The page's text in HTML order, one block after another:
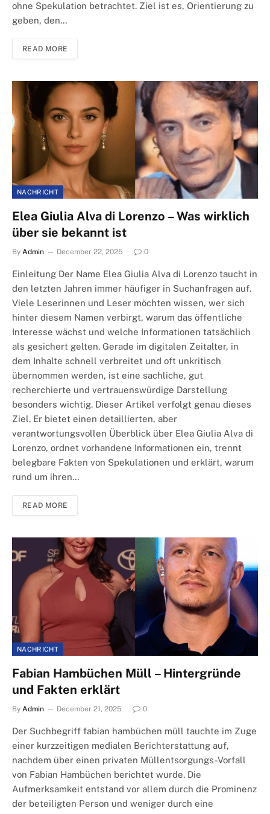
ohne Spekulation betrachtet. Ziel ist es, Orientierung zu
geben, den…
READ MORE
NACHRICHT
Elea Giulia Alva di Lorenzo – Was wirklich
über sie bekannt ist
By Admin December 22, 2025 0
Einleitung Der Name Elea Giulia Alva di Lorenzo taucht in
den letzten Jahren immer häufiger in Suchanfragen auf.
Viele Leserinnen und Leser möchten wissen, wer sich
hinter diesem Namen verbirgt, warum das öffentliche
Interesse wächst und welche Informationen tatsächlich
als gesichert gelten. Gerade im digitalen Zeitalter, in
dem Inhalte schnell verbreitet und oft unkritisch
übernommen werden, ist eine sachliche, gut
recherchierte und vertrauenswürdige Darstellung
besonders wichtig. Dieser Artikel verfolgt genau dieses
Ziel. Er bietet einen detaillierten, aber
verantwortungsvollen Überblick über Elea Giulia Alva di
Lorenzo, ordnet vorhandene Informationen ein, trennt
belegbare Fakten von Spekulationen und erklärt, warum
rund um ihren…
READ MORE
NACHRICHT
Fabian Hambüchen Müll – Hintergründe
und Fakten erklärt
By Admin December 21, 2025 0
Der Suchbegriff fabian hambüchen müll tauchte im Zuge
einer kurzzeitigen medialen Berichterstattung auf,
nachdem über einen privaten Müllentsorgungs-Vorfall
von Fabian Hambüchen berichtet wurde. Die
Aufmerksamkeit entstand vor allem durch die Prominenz
der beteiligten Person und weniger durch eine